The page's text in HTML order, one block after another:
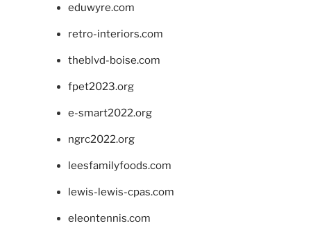
eduwyre.com
retro-interiors.com
theblvd-boise.com
fpet2023.org
e-smart2022.org
ngrc2022.org
leesfamilyfoods.com
lewis-lewis-cpas.com
eleontennis.com